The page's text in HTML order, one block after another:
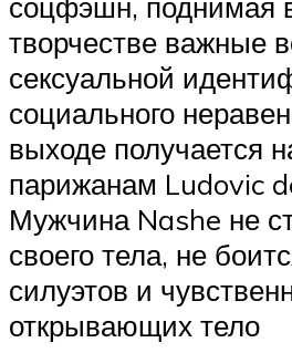
творчестве важные
сексуальной
социального
выходе получается
парижанам Ludovic
Мужчина Nashe не
своего тела, не
силуэтов и
открывающих тело